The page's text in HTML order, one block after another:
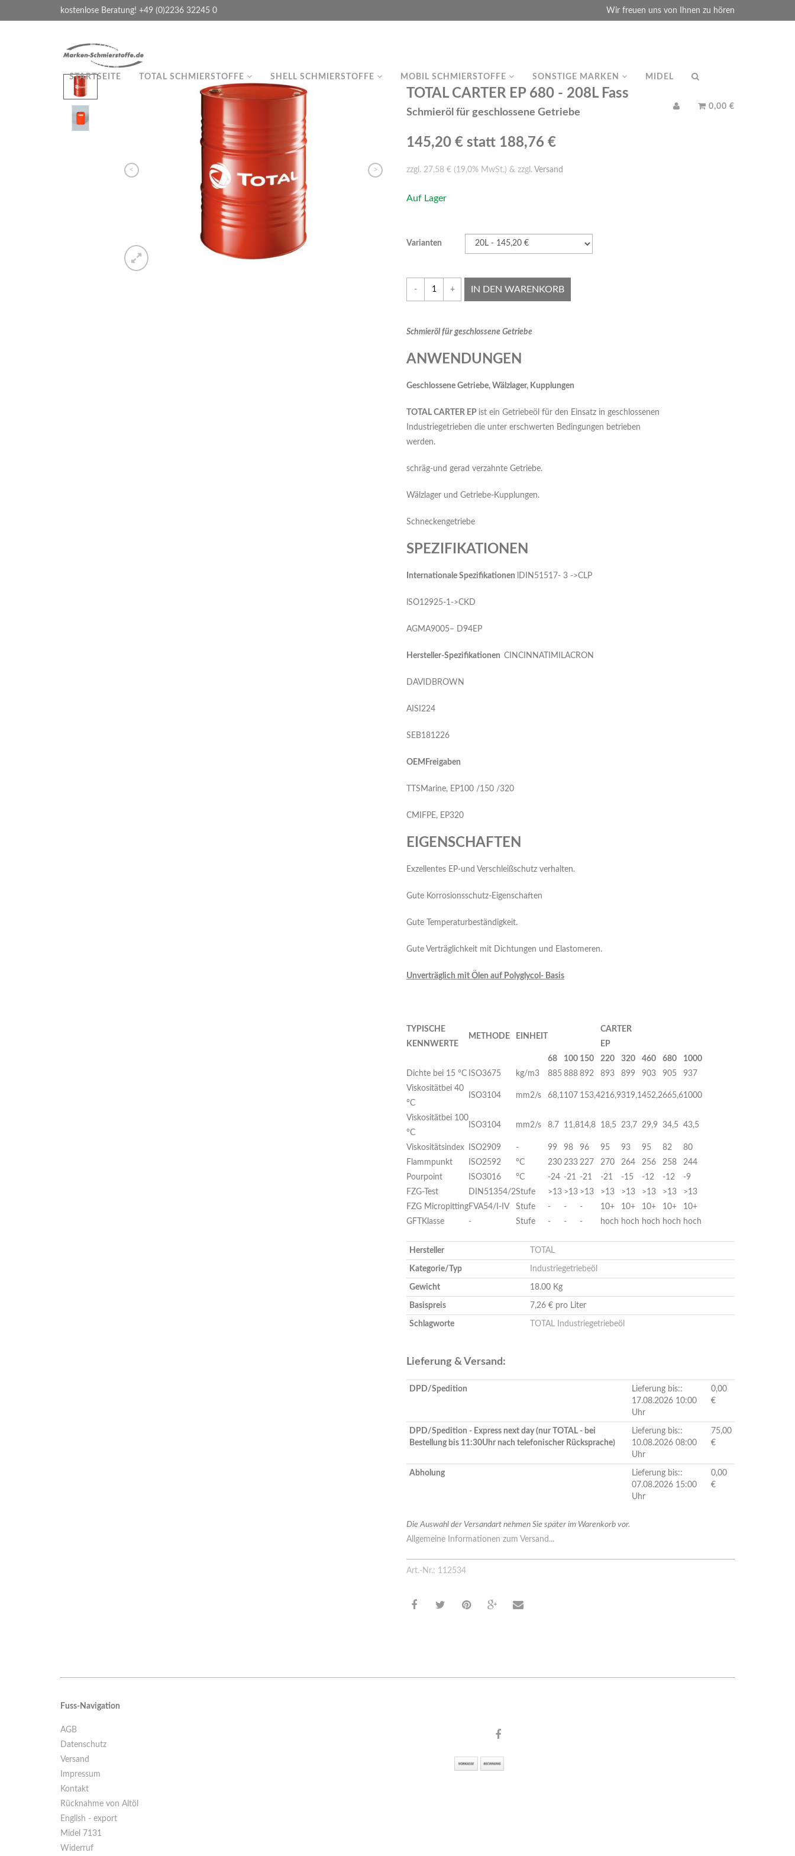
kostenlose Beratung! +49 (0)2236 32245 0 Wir freuen uns von Ihnen zu hören
STARTSEITE TOTAL SCHMIERSTOFFE SHELL SCHMIERSTOFFE MOBIL SCHMIERSTOFFE SONSTIGE MARKEN MIDEL
0,00 €
< >
TOTAL CARTER EP 680 - 208L Fass
Schmieröl für geschlossene Getriebe
145,20 € statt 188,76 €
zzgl. 27,58 € (19,0% MwSt.) & zzgl. Versand
Auf Lager
Varianten
- + IN DEN WARENKORB
Schmieröl für geschlossene Getriebe
ANWENDUNGEN
Geschlossene Getriebe, Wälzlager, Kupplungen
TOTAL CARTER EP ist ein Getriebeöl für den Einsatz in geschlossenen
Industriegetrieben die unter erschwerten Bedingungen betrieben
werden.
schräg-und gerad verzahnte Getriebe.
Wälzlager und Getriebe-Kupplungen.
Schneckengetriebe
SPEZIFIKATIONEN
nternationale Spezifikationen lDIN51517- 3 ->CLP
lSO12925-1->CKD
AGMA9005– D94EP
Herste ller-Spezifikationen CINCINNATIMILACRON
DAVIDBROWN
AISI224
SEB181226
O EMFreigaben
TTSMarine, EP100 /150 /320
CMIFPE, EP320
EIGENSCHAFTEN
Exzellentes EP-und Verschleißschutz verhalten.
Gute Korrosionsschutz-Eigenschaften
Gute Temperaturbeständigkeit.
Gute Verträglichkeit mit Dichtungen und Elastomeren.
Unverträglich mit Ölen auf Polyglycol- Basis
Y PISCHE
KENNWERTE
M ETHODE EINHEIT
CA R TER
EP
68
100 150 220 320 460 680
1000
Dichte bei 15 °C ISO3675 kg/m3 885 888 892 893 899 903 905
937
Viskositätbei 40
°C
ISO3104 mm2/s 68,1107 153,4216,9319,1452,2665,61000
Viskositätbei 100
°C
ISO3104 mm2/s 8.7 11,814,8 18,5 23,7 29,9 34,5 43,5
Viskositätsindex ISO2909 - 99 98 96 95 93 95 82
80
Flammpunkt
ISO2592 °C 230 233 227 270 264 256 258
244
Pourpoint
ISO3016 °C -24 -21 -21 -21 -15 -12 -12
-9
FZG-Test
DIN51354/2Stufe >13 >13 >13 >13 >13 >13 >13
>13
FZG MicropittingFVA54/I-IV Stufe - - - 10+ 10+ 10+ 10+
10+
GFTKlasse
- Stufe - - - hoch hoch hoch hoch hoch
Hersteller TOTAL
Kategorie/Typ Industriegetriebeöl
Gewicht 18.00 Kg
Basispreis 7,26 € pro Liter
Schlagworte TOTAL Industriegetriebeöl
Lieferung & Versand:
DPD/Spedition
Lieferung bis::
17.08.2026 10:00
Uhr
0,00
€
DPD/Spedition - Express next day (nur TOTAL - bei
Bestellung bis 11:30Uhr nach telefonischer Rücksprache)
Lieferung bis::
10.08.2026 08:00
Uhr
75,00
€
Abholung
Lieferung bis::
07.08.2026 15:00
Uhr
0,00
€
Die Auswahl der Versandart nehmen Sie später im Warenkorb vor.
Allgemeine Informationen zum Versand...
Art.-Nr.: 112534
Fuss-Navigation
AGB
Datenschutz
Versand
Impressum
Kontakt
Rücknahme von Altöl
English - export
Midel 7131
Widerruf